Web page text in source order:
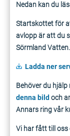
Nedan kan du
Startskottet för
avlopp är att du
Sörmland Vatten.
Ladda ner
Behöver du
denna bild och
Annars ring vår
Vi har fått till